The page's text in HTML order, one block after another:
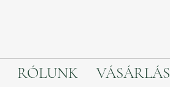
RÓLUNK VÁSÁRLÁS